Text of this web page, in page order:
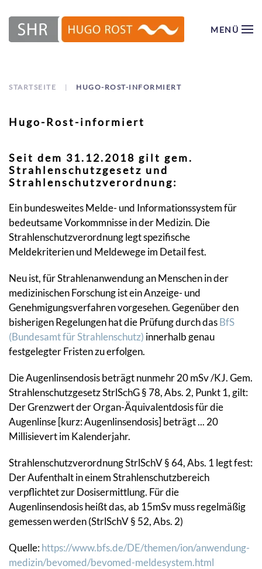
Zum Hauptinhalt springen MENÜ
STARTSEITE HUGO-ROST-INFORMIERT
Hugo-Rost-informiert
Seit dem 31.12.2018 gilt gem.
Strahlenschutzgesetz und
Strahlenschutzverordnung:
Ein bundesweites Melde- und Informationssystem für
bedeutsame Vorkommnisse in der Medizin. Die
Strahlenschutzverordnung legt spezifische
Meldekriterien und Meldewege im Detail fest.
Neu ist, für Strahlenanwendung an Menschen in der
medizinischen Forschung ist ein Anzeige- und
Genehmigungsverfahren vorgesehen. Gegenüber den
bisherigen Regelungen hat die Prüfung durch dasBfS
(Bundesamt für Strahlenschutz) innerhalb genau
festgelegter Fristen zu erfolgen.
Die Augenlinsendosis beträgt nunmehr 20 mSv /KJ. Gem.
Strahlenschutzgesetz StrlSchG § 78, Abs. 2, Punkt 1, gilt:
Der Grenzwert der Organ-Äquivalentdosis für die
Augenlinse [kurz: Augenlinsendosis] beträgt ... 20
Millisievert im Kalenderjahr.
Strahlenschutzverordnung StrlSchV § 64, Abs. 1 legt fest:
Der Aufenthalt in einem Strahlenschutzbereich
verpflichtet zur Dosisermittlung. Für die
Augenlinsendosis heißt das, ab 15mSv muss regelmäßig
gemessen werden (StrlSchV § 52, Abs. 2)
Quelle:https://www.bfs.de/DE/themen/ion/anwendung-
medizin/bevomed/bevomed-meldesystem.html